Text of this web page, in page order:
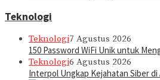
Teknologi
Teknologi7 Agustus 2026
150 Password WiFi Unik untuk
Teknologi6 Agustus 2026
Interpol Ungkap Kejahatan Siber